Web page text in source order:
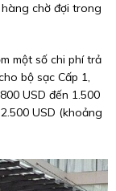
chờ đợi trong
một số chi phí trả
bộ sạc Cấp 1,
USD đến 1.500
USD (khoảng